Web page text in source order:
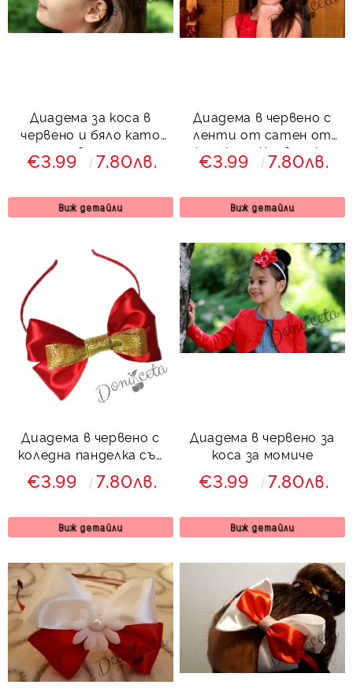
Диадема за коса в
червено и бяло като
цвете
€3.99 7.80лв.
Виж детайли
Диадема в червено с
ленти от сатен от
колекция Червеника
€3.99 7.80лв.
Виж детайли
Диадема в червено с
коледна панделка със
златисто
€3.99 7.80лв.
Виж детайли
Диадема в червено за
коса за момиче
€3.99 7.80лв.
Виж детайли